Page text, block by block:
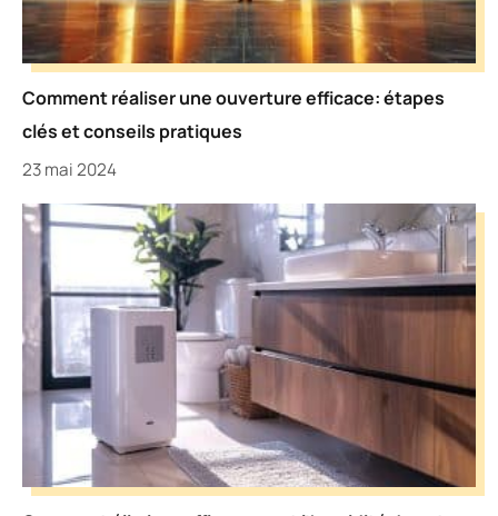
Comment réaliser une ouverture efficace: étapes
clés et conseils pratiques
23 mai 2024